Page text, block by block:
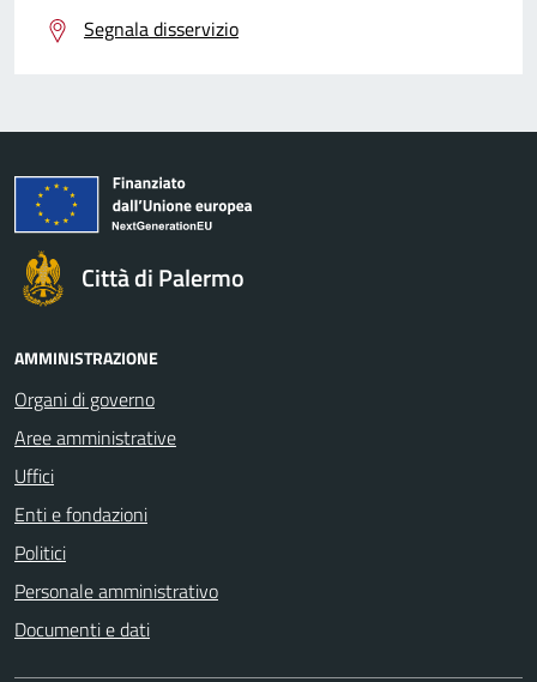
Segnala disservizio
Città di Palermo
AMMINISTRAZIONE
Organi di governo
Aree amministrative
Uffici
Enti e fondazioni
Politici
Personale amministrativo
Documenti e dati